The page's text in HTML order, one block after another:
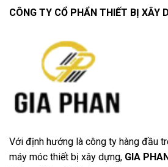
CÔNG TY CỔ PHẨN THIẾT BỊ XÂY
Với định hướng là công ty hàng đầu
máy móc thiết bị xây dựng, GIA